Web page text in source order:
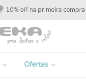
10% off na primeira
Ofertas